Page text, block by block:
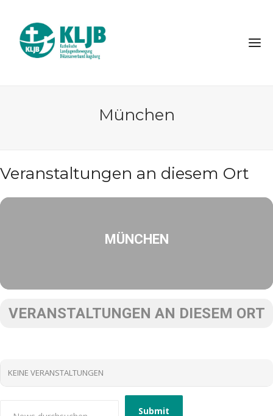
München
Veranstaltungen an diesem Ort
MÜNCHEN
VERANSTALTUNGEN AN DIESEM ORT
KEINE VERANSTALTUNGEN